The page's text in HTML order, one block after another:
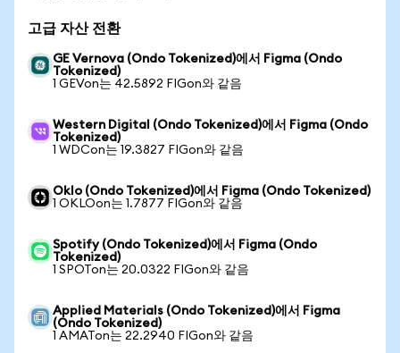
고급 자산 전환
GE Vernova (Ondo Tokenized)에서 Figma (Ondo
Tokenized)
1 GEVon는 42.5892 FIGon와 같음
Western Digital (Ondo Tokenized)에서 Figma (Ondo
Tokenized)
1 WDCon는 19.3827 FIGon와 같음
Oklo (Ondo Tokenized)에서 Figma (Ondo Tokenized)
1 OKLOon는 1.7877 FIGon와 같음
Spotify (Ondo Tokenized)에서 Figma (Ondo
Tokenized)
1 SPOTon는 20.0322 FIGon와 같음
Applied Materials (Ondo Tokenized)에서 Figma
(Ondo Tokenized)
1 AMATon는 22.2940 FIGon와 같음